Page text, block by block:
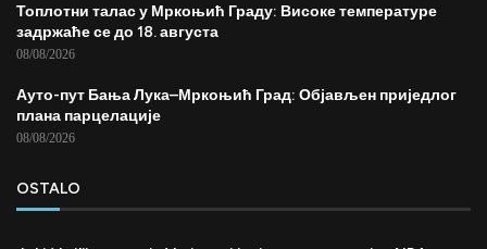
Топлотни талас у Мркоњић Граду: Високе температуре
задржаће се до 18. августа
08/08/2026
Ауто-пут Бања Лука–Мркоњић Град: Објављен приједлог
плана парцелације
08/08/2026
OSTALO